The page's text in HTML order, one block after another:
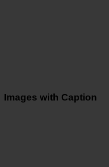
Images with Caption